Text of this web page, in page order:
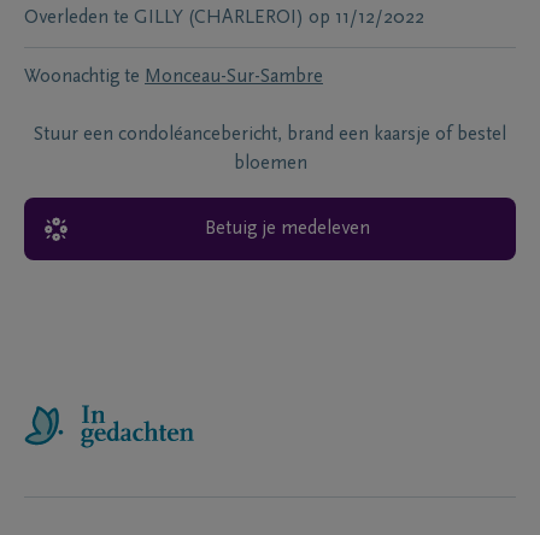
Overleden te GILLY (CHARLEROI) op 11/12/2022
Woonachtig te Monceau-Sur-Sambre
Stuur een condoléancebericht, brand een kaarsje of bestel
bloemen
Betuig je medeleven